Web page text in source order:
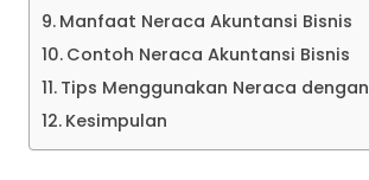
Manfaat Neraca Akuntansi Bisnis
Contoh Neraca Akuntansi Bisnis
Tips Menggunakan Neraca
Kesimpulan